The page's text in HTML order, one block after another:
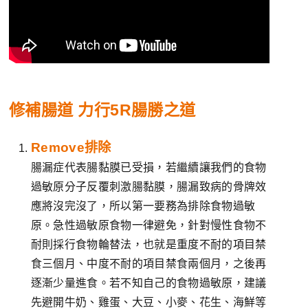
修補腸道 力行5R腸勝之道
Remove排除
腸漏症代表腸黏膜已受損，若繼續讓我們的食物
過敏原分子反覆刺激腸黏膜，腸漏致病的骨牌效
應將沒完沒了，所以第一要務為排除食物過敏
原。急性過敏原食物一律避免，針對慢性食物不
耐則採行食物輪替法，也就是重度不耐的項目禁
食三個月、中度不耐的項目禁食兩個月，之後再
逐漸少量進食。若不知自己的食物過敏原，建議
先避開牛奶、雞蛋、大豆、小麥、花生、海鮮等